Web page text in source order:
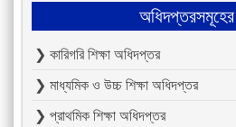
অধিদপ্তরসমূহের
❯ কারিগরি শিক্ষা অধিদপ্তর
❯ মাধ্যমিক ও উচ্চ শিক্ষা অধিদপ্তর
❯ প্রাথমিক শিক্ষা অধিদপ্তর